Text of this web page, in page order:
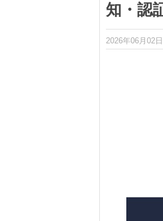
知・認
2026年06月02